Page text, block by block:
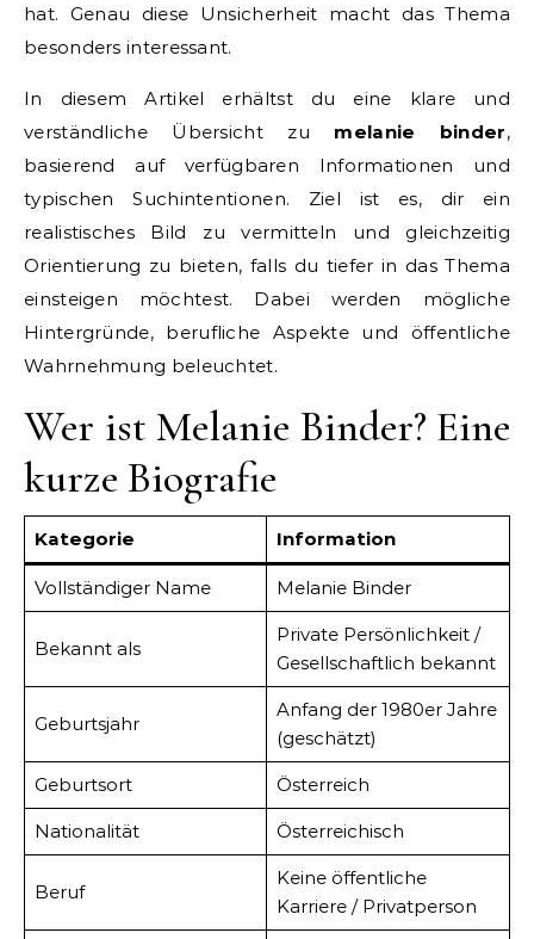
hat. Genau diese Unsicherheit macht das Thema
besonders interessant.
In diesem Artikel erhältst du eine klare und
verständliche Übersicht zu melanie binder,
basierend auf verfügbaren Informationen und
typischen Suchintentionen. Ziel ist es, dir ein
realistisches Bild zu vermitteln und gleichzeitig
Orientierung zu bieten, falls du tiefer in das Thema
einsteigen möchtest. Dabei werden mögliche
Hintergründe, berufliche Aspekte und öffentliche
Wahrnehmung beleuchtet.
Wer ist Melanie Binder? Eine
kurze Biografie
Kategorie Information
Vollständiger Name Melanie Binder
Bekannt als
Private Persönlichkeit /
Gesellschaftlich bekannt
Geburtsjahr
Anfang der 1980er Jahre
(geschätzt)
Geburtsort Österreich
Nationalität Österreichisch
Beruf
Keine öffentliche
Karriere / Privatperson